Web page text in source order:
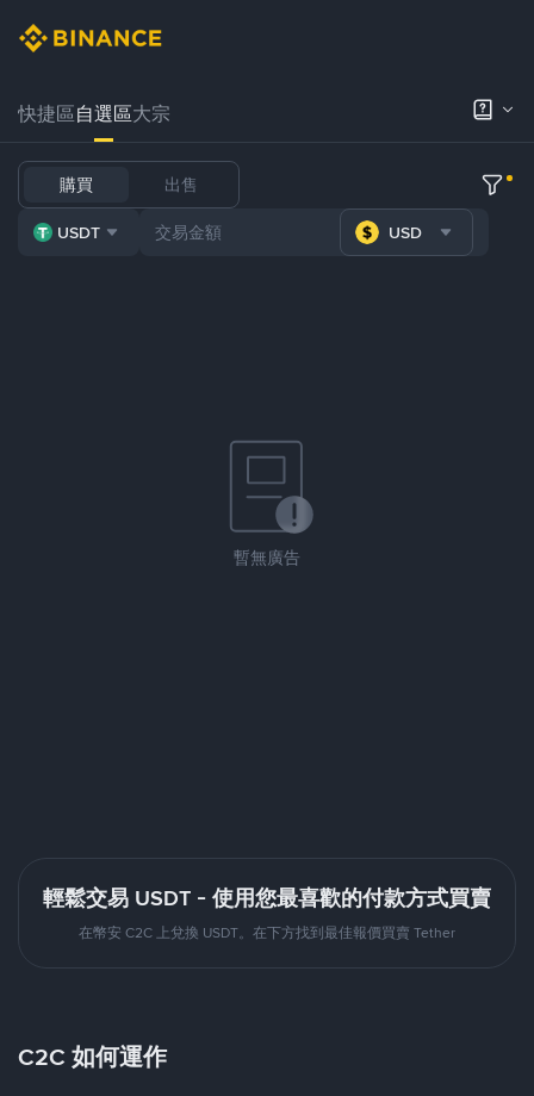
快捷區自選區大宗
購買 出售
USDT USD
暫無廣告
輕鬆交易 USDT - 使用您最喜歡的付款方式買賣
在幣安 C2C 上兌換 USDT。在下方找到最佳報價買賣 Tether
C2C 如何運作